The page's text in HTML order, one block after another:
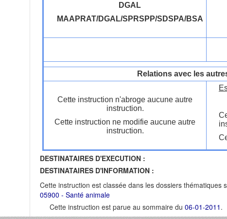
DGAL
MAAPRAT/DGAL/SPRSPP/SDSPA/BSA
Relations avec les
Cette instruction n'abroge aucune autre
instruction.
Cette instruction ne modifie aucune autre
instruction.
DESTINATAIRES D'EXECUTION :
DESTINATAIRES D'INFORMATION :
Cette instruction est classée dans les dossiers thématiques
05900 - Santé animale
Cette instruction est parue au sommaire du 06-01-2011 .